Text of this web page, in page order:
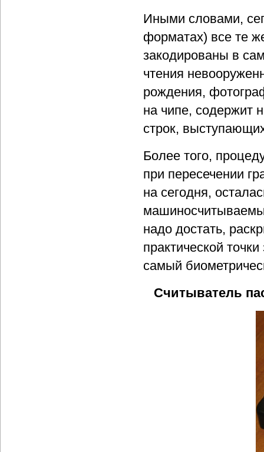
Иными словами,
форматах) все те
закодированы в
чтения
рождения,
на чипе, содержит
строк,
Более того,
при пересечении
на сегодня,
надо достать,
практической
самый
Считыватель